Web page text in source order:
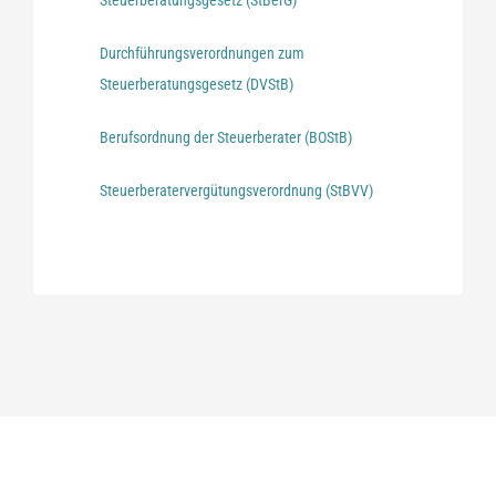
Durchführungsverordnungen zum
Steuerberatungsgesetz (DVStB)
Berufsordnung der Steuerberater (BOStB)
Steuerberatervergütungsverordnung (StBVV)